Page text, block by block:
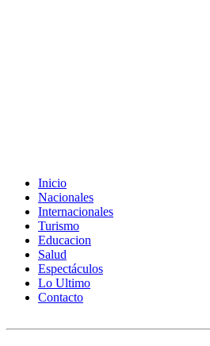
Inicio
Nacionales
Internacionales
Turismo
Educacion
Salud
Espectáculos
Lo Ultimo
Contacto